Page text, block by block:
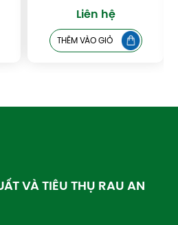
Liên hệ
THÊM VÀO GIỎ
VÀ TIÊU THỤ RAU AN